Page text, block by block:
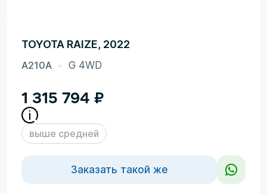
TOYOTA RAIZE, 2022
A210A G 4WD
1 315 794 ₽
выше средней
Заказать такой же